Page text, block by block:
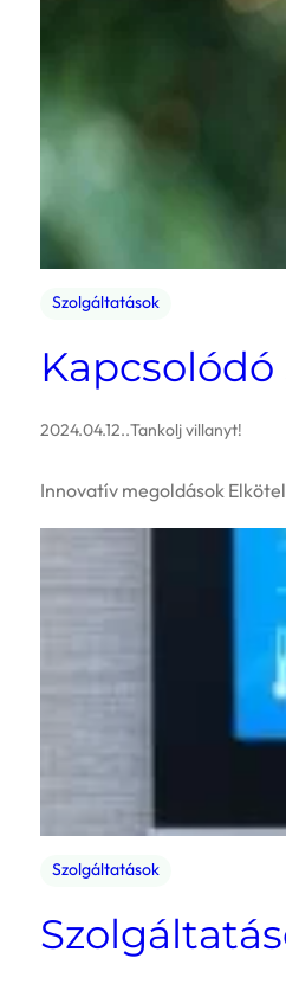
Szolgáltatások
2024.04.12..Tankolj villanyt!
Innovatív megoldások
Szolgáltatások